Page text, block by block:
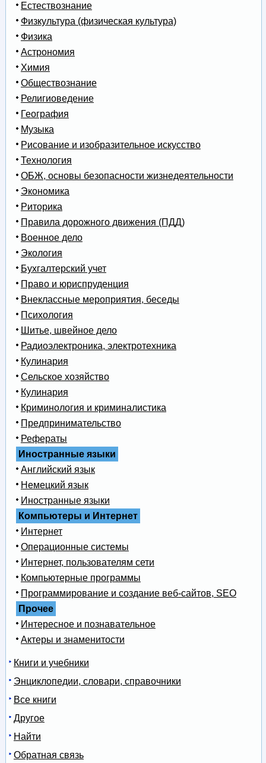
Естествознание
Физкультура (физическая культура)
Физика
Астрономия
Химия
Обществознание
Религиоведение
География
Музыка
Рисование и изобразительное искусство
Технология
ОБЖ, основы безопасности жизнедеятельности
Экономика
Риторика
Правила дорожного движения (ПДД)
Военное дело
Экология
Бухгалтерский учет
Право и юриспруденция
Внеклассные мероприятия, беседы
Психология
Шитье, швейное дело
Радиоэлектроника, электротехника
Кулинария
Сельское хозяйство
Кулинария
Криминология и криминалистика
Предпринимательство
Рефераты
Иностранные языки
Английский язык
Немецкий язык
Иностранные языки
Компьютеры и Интернет
Интернет
Операционные системы
Интернет, пользователям сети
Компьютерные программы
Программирование и создание веб-сайтов, SEO
Прочее
Интересное и познавательное
Актеры и знаменитости
Книги и учебники
Энциклопедии, словари, справочники
Все книги
Другое
Найти
Обратная связь